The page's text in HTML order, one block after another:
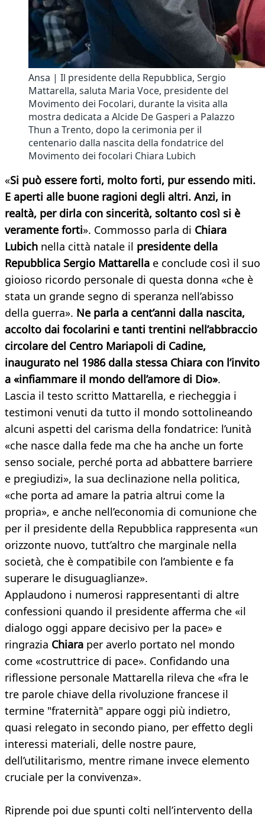
Ansa | Il presidente della Repubblica, Sergio
Mattarella, saluta Maria Voce, presidente del
Movimento dei Focolari, durante la visita alla
mostra dedicata a Alcide De Gasperi a Palazzo
Thun a Trento, dopo la cerimonia per il
centenario dalla nascita della fondatrice del
Movimento dei focolari Chiara Lubich
«Si può essere forti, molto forti, pur essendo miti.
E aperti alle buone ragioni degli altri. Anzi, in
realtà, per dirla con sincerità, soltanto così si è
veramente forti». Commosso parla di Chiara
Lubich nella città natale il presidente della
Repubblica Sergio Mattarella e conclude così il suo
gioioso ricordo personale di questa donna «che è
stata un grande segno di speranza nell’abisso
della guerra». Ne parla a cent’anni dalla nascita,
accolto dai focolarini e tanti trentini nell’abbraccio
circolare del Centro Mariapoli di Cadine,
inaugurato nel 1986 dalla stessa Chiara con l’invito
a «infiammare il mondo dell’amore di Dio».
Lascia il testo scritto Mattarella, e riecheggia i
testimoni venuti da tutto il mondo sottolineando
alcuni aspetti del carisma della fondatrice: l’unità
«che nasce dalla fede ma che ha anche un forte
senso sociale, perché porta ad abbattere barriere
e pregiudizi», la sua declinazione nella politica,
«che porta ad amare la patria altrui come la
propria», e anche nell’economia di comunione che
per il presidente della Repubblica rappresenta «un
orizzonte nuovo, tutt’altro che marginale nella
società, che è compatibile con l’ambiente e fa
superare le disuguaglianze».
Applaudono i numerosi rappresentanti di altre
confessioni quando il presidente afferma che «il
dialogo oggi appare decisivo per la pace» e
ringrazia Chiara per averlo portato nel mondo
come «costruttrice di pace». Confidando una
riflessione personale Mattarella rileva che «fra le
tre parole chiave della rivoluzione francese il
termine "fraternità" appare oggi più indietro,
quasi relegato in secondo piano, per effetto degli
interessi materiali, delle nostre paure,
dell’utilitarismo, mentre rimane invece elemento
cruciale per la convivenza».
Riprende poi due spunti colti nell’intervento della